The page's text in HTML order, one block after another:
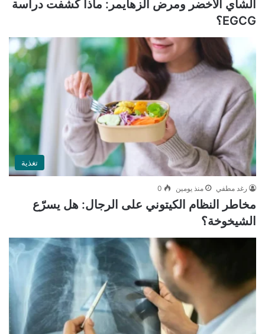
الشاي الأخضر ومرض ألزهايمر: ماذا كشفت دراسة
EGCG؟
تغذية
رغد مطفي منذ يومين 0
مخاطر النظام الكيتوني على الرجال: هل يسرّع
الشيخوخة؟